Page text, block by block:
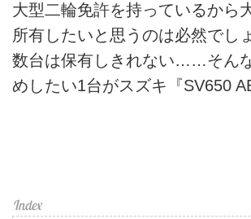
大型二輪免許を持っているから
所有したいと思うのは必然でし
数台は保有しきれない……そん
めしたい1台がスズキ『SV650